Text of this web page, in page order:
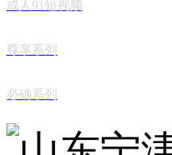
成人91短视频
尊享系列
必确系列